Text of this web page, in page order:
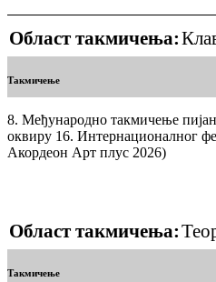
Област такмичења:
Такмичење
8. Међународно такмичење
оквиру 16. Интернационалног
Акордеон Арт плус 2026)
Област такмичења:
Такмичење